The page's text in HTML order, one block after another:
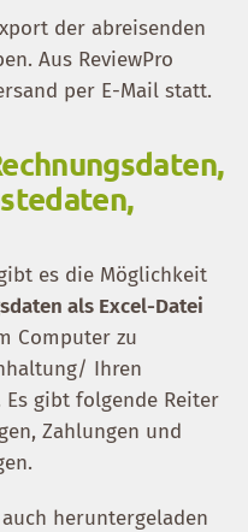
der abreisenden
Aus ReviewPro
per E-Mail statt.
es die Möglichkeit
als Excel-Datei
Computer zu
Ihren
gibt folgende Reiter
Zahlungen und
heruntergeladen